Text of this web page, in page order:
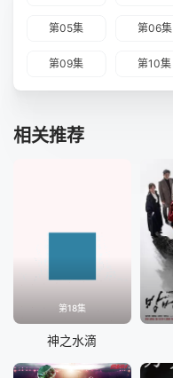
第05集 第06集
第09集 第10集
相关推荐
第18集
神之水滴